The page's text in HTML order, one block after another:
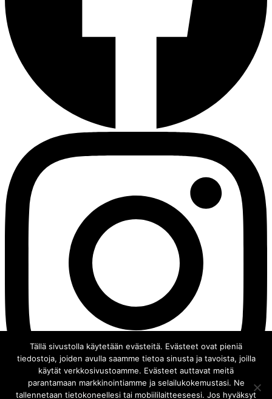
Tällä sivustolla käytetään evästeitä. Evästeet ovat pieniä
tiedostoja, joiden avulla saamme tietoa sinusta ja tavoista, joilla
käytät verkkosivustoamme. Evästeet auttavat meitä
parantamaan markkinointiamme ja selailukokemustasi. Ne
tallennetaan tietokoneellesi tai mobiililaitteeseesi. Jos hyväksyt